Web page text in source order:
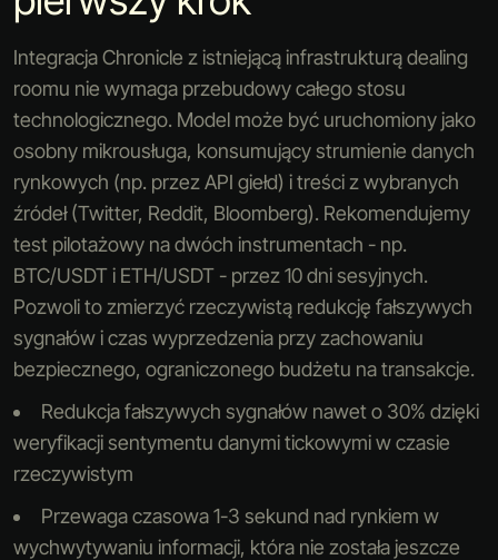
Integracja Chronicle z istniejącą infrastrukturą dealing
roomu nie wymaga przebudowy całego stosu
technologicznego. Model może być uruchomiony jako
osobny mikrousługa, konsumujący strumienie danych
rynkowych (np. przez API giełd) i treści z wybranych
źródeł (Twitter, Reddit, Bloomberg). Rekomendujemy
test pilotażowy na dwóch instrumentach - np.
BTC/USDT i ETH/USDT - przez 10 dni sesyjnych.
Pozwoli to zmierzyć rzeczywistą redukcję fałszywych
sygnałów i czas wyprzedzenia przy zachowaniu
bezpiecznego, ograniczonego budżetu na transakcje.
Redukcja fałszywych sygnałów nawet o 30% dzięki
weryfikacji sentymentu danymi tickowymi w czasie
rzeczywistym
Przewaga czasowa 1-3 sekund nad rynkiem w
wychwytywaniu informacji, która nie została jeszcze